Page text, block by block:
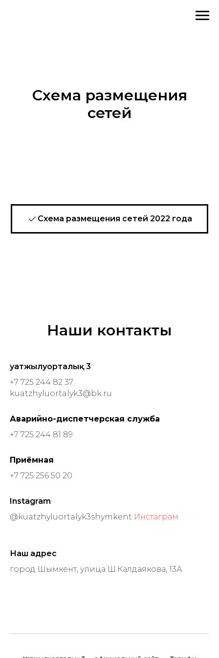
Схема размещения
сетей
Схема размещения сетей 2022 года
Наши контакты
Қуатжылуорталық 3
+7 725 244 82 37
kuatzhyluortalyk3@bk.ru
Аварийно-диспетчерская служба
+7 725 244 81 89
Приёмная
+7 725 256 50 20
Instagram
@kuatzhyluortalyk3shymkent Инстаграм
Наш адрес
город Шымкент, улица Ш.Калдаякова, 13А